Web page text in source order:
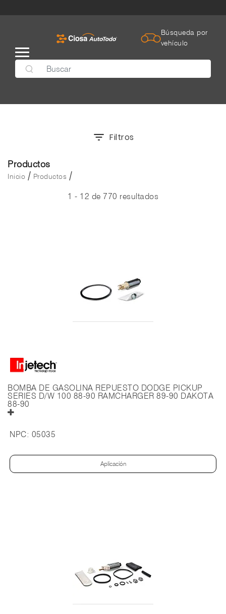
Búsqueda por
vehículo
Filtros
Productos
Inicio / Productos /
1 - 12 de 770 resultados
BOMBA DE GASOLINA REPUESTO DODGE PICKUP
SERIES D/W 100 88-90 RAMCHARGER 89-90 DAKOTA
88-90
NPC: 05035
Aplicación